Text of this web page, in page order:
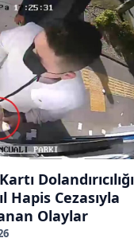
Dolandırıcılığı
Hapis Cezasıyla
Olaylar